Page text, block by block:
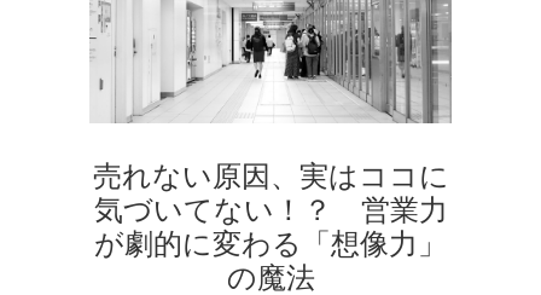
売れない原因、実はココに
気づいてない！？ 営業力
が劇的に変わる「想像力」
の魔法